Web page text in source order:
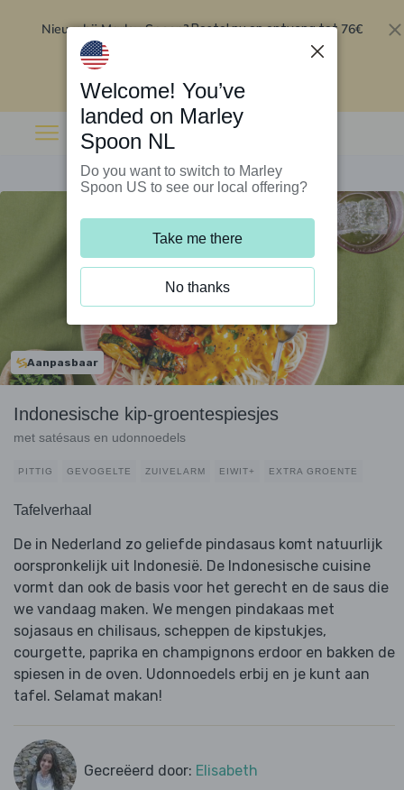
Nieuw bij Marley Spoon?Bestel nu en ontvang tot 76€
Aanpasbaar
Indonesische kip-groentespiesjes
met satésaus en udonnoedels
PITTIG GEVOGELTE ZUIVELARM EIWIT+ EXTRA GROENTE
Tafelverhaal
De in Nederland zo geliefde pindasaus komt natuurlijk
oorspronkelijk uit Indonesië. De Indonesische cuisine
vormt dan ook de basis voor het gerecht en de saus die
we vandaag maken. We mengen pindakaas met
sojasaus en chilisaus, scheppen de kipstukjes,
courgette, paprika en champignons erdoor en bakken de
spiesen in de oven. Udonnoedels erbij en je kunt aan
tafel. Selamat makan!
Gecreëerd door: Elisabeth
Welcome! You’ve
landed on Marley
Spoon NL
Do you want to switch to Marley
Spoon US to see our local offering?
Take me there
No thanks